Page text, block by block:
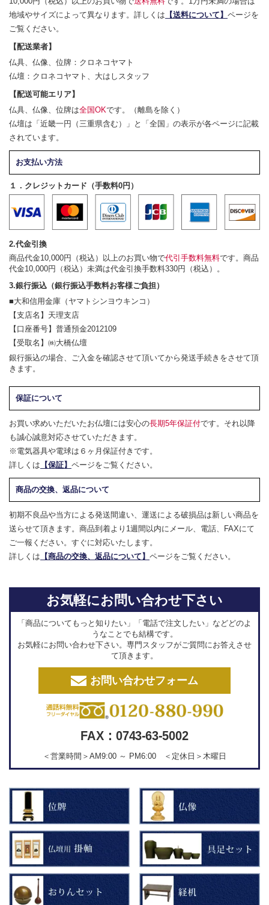
地域やサイズによって異なります。詳しくは 【送料について】 ページを
ご覧ください。
【配送業者】
仏具、仏像、位牌：クロネコヤマト
仏壇：クロネコヤマト、大はしスタッフ
【配送可能エリア】
仏具、仏像、位牌は全国OKです。（離島を除く）
仏壇は「近畿一円（三重県含む）」と「全国」の表示が各ページに記載
されています。
お支払い方法
１．クレジットカード（手数料0円）
2.代金引換
商品代金10,000円（税込）以上のお買い物で代引手数料無料です。商品
代金10,000円（税込）未満は代金引換手数料330円（税込）。
3.銀行振込（銀行振込手数料お客様ご負担）
■大和信用金庫（ヤマトシンヨウキンコ）
【支店名】天理支店
【口座番号】普通預金2012109
【受取名】㈱大橋仏壇
銀行振込の場合、ご入金を確認させて頂いてから発送手続きをさせて頂
きます。
保証について
お買い求めいただいたお仏壇には安心の長期5年保証付です。それ以降
も誠心誠意対応させていただきます。
※電気器具や電球は６ヶ月保証付きです。
詳しくは 【保証】 ページをご覧ください。
商品の交換、返品について
初期不良品や当方による発送間違い、運送による破損品は新しい商品を
送らせて頂きます。商品到着より1週間以内にメール、電話、FAXにて
ご一報ください。すぐに対応いたします。
詳しくは 【商品の交換、返品について】 ページをご覧ください。
お気軽にお問い合わせ下さい
「商品についてもっと知りたい」「電話で注文したい」などどのよ
うなことでも結構です。
お気軽にお問い合わせ下さい。専門スタッフがご質問にお答えさせ
て頂きます。
お問い合わせフォーム
FAX：0743-63-5002
＜営業時間＞AM9:00 ～ PM6:00 ＜定休日＞木曜日